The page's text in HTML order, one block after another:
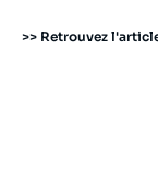
>> Retrouvez